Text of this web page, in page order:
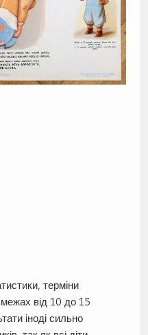
терміни
від 10 до 15
іноді сильно